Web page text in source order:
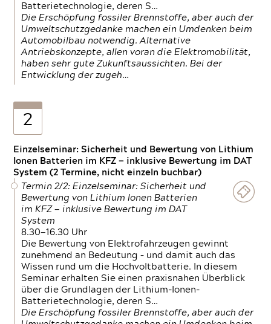
Batterietechnologie, deren S…
Die Erschöpfung fossiler Brennstoffe, aber auch der
Umweltschutzgedanke machen ein Umdenken beim
Automobilbau notwendig. Alternative
Antriebskonzepte, allen voran die Elektromobilität,
haben sehr gute Zukunftsaussichten. Bei der
Entwicklung der zugeh…
2
Einzelseminar: Sicherheit und Bewertung von Lithium
Ionen Batterien im KFZ — inklusive Bewertung im DAT
System (2 Termine, nicht einzeln buchbar)
Termin 2/2: Einzelseminar: Sicherheit und
Bewertung von Lithium Ionen Batterien
im KFZ — inklusive Bewertung im DAT
System
8.30—16.30 Uhr
Die Bewertung von Elektrofahrzeugen gewinnt
zunehmend an Bedeutung – und damit auch das
Wissen rund um die Hochvoltbatterie. In diesem
Seminar erhalten Sie einen praxisnahen Überblick
über die Grundlagen der Lithium-Ionen-
Batterietechnologie, deren S…
Die Erschöpfung fossiler Brennstoffe, aber auch der